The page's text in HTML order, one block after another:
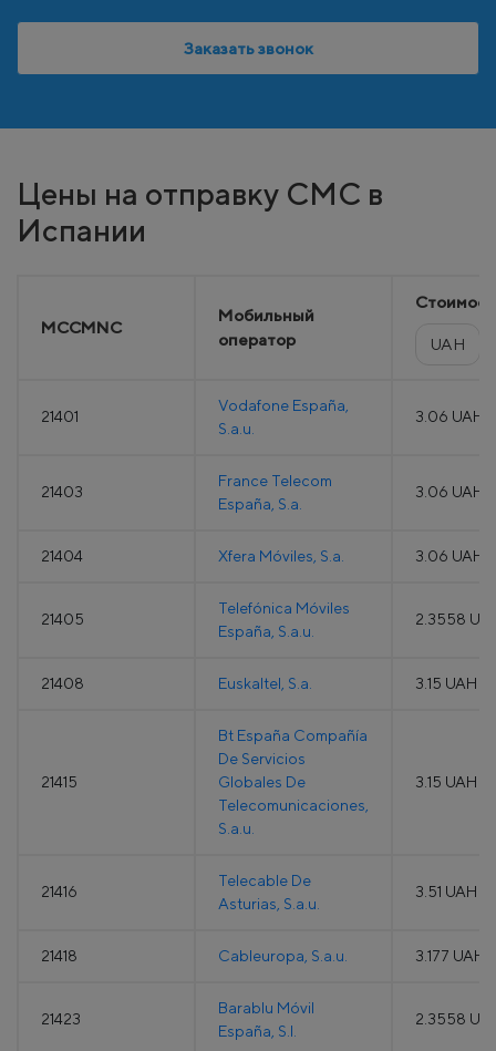
Заказать звонок
Цены на отправку СМС в
Испании
MCCMNC
Мобильный
оператор
UAH
21401
Vodafone España,
S.a.u.
3.06 UAH
21403
France Telecom
España, S.a.
3.06 UAH
21404 Xfera Móviles, S.a. 3.06 UAH
21405
Telefónica Móviles
España, S.a.u.
2.3558
21408 Euskaltel, S.a. 3.15 UAH
21415
Bt España Compañía
De Servicios
Globales De
Telecomunicaciones,
S.a.u.
3.15 UAH
21416
Telecable De
Asturias, S.a.u.
3.51 UAH
21418 Cableuropa, S.a.u. 3.177 UAH
21423
Barablu Móvil
España, S.l.
2.3558